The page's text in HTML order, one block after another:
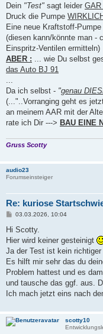
Dein "Test" sagt leider GAR
Druck die Pumpe WIRKLICH
Eine neue Kraftstoff-
(diesen kann/könnte man -
Einspritz-Ventilen ermitteln)
ABER : ... wie Du selbst
das Auto BJ 91
Da ich selbst - "genau
(..."..Vorranging geht es
an meinem AAR mit der
rate ich Dir ---> BAU EINE
Gruss Scotty
audio23
Forumseinsteiger
Re: kuriose
B
r
a
03.03.2026, 10:04
Hi Scotty.
Hier wird keiner gesteinigt
Ja der Test ist kein
Es hilft mir sehr das du
Problem hattest und es
und tausche das ggf. aus.
Ich mach jetzt eins nach
scotty10